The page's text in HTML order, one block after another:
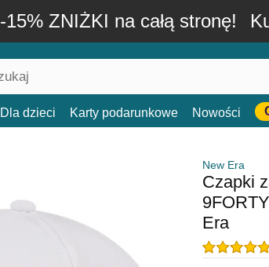
-15% ZNIŻKI na całą stronę!
Dla dzieci Karty podarunkowe Nowości
New Era
Czapki
Era